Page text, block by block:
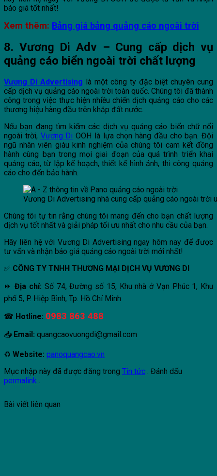
báo giá tốt nhất!
Xem thêm: Bảng giá bảng quảng cáo ngoài trời
8. Vương Di Adv – Cung cấp dịch vụ
quảng cáo biển ngoài trời chất lượng
Vương Di Advertising là một công ty đặc biệt chuyên cung
cấp dịch vụ quảng cáo ngoài trời toàn quốc. Chúng tôi đã thành
công trong việc thực hiện nhiều chiến dịch quảng cáo cho các
thương hiệu hàng đầu trên khắp đất nước.
Nếu bạn đang tìm kiếm các dịch vụ quảng cáo biển chữ nổi
ngoài trời, Vương Di OOH là lựa chọn hàng đầu cho bạn. Đội
ngũ nhân viên giàu kinh nghiệm của chúng tôi cam kết đồng
hành cùng bạn trong mọi giai đoạn của quá trình triển khai
quảng cáo, từ lập kế hoạch, thiết kế hình ảnh, thi công quảng
cáo cho đến bảo hành.
Vương Di Advertising nhà cung cấp quảng cáo ngoài trời
Chúng tôi tự tin rằng chúng tôi mang đến cho bạn chất lượng
dịch vụ tốt nhất và giải pháp tối ưu nhất cho nhu cầu của bạn.
Hãy liên hệ với Vương Di Advertising ngay hôm nay để được
tư vấn và nhận báo giá quảng cáo ngoài trời mới nhất!
✅ CÔNG TY TNHH THƯƠNG MẠI DỊCH VỤ VƯƠNG DI
⏩Địa chỉ: Số 74, Đường số 15, Khu nhà ở Vạn Phúc 1, Khu
phố 5, P. Hiệp Bình, Tp. Hồ Chí Minh
☎ Hotline: 0983 863 488
📥 Email: quangcaovuongdi@gmail.com
♻ Website: panoquangcao.vn
Mục nhập này đã được đăng trong Tin tức . Đánh dấu
permalink
Bài viết liên quan